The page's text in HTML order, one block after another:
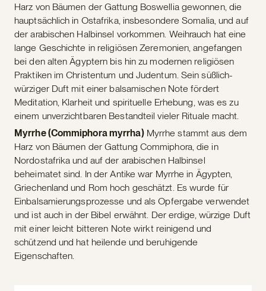
Harz von Bäumen der Gattung Boswellia gewonnen, die
hauptsächlich in Ostafrika, insbesondere Somalia, und auf
der arabischen Halbinsel vorkommen. Weihrauch hat eine
lange Geschichte in religiösen Zeremonien, angefangen
bei den alten Ägyptern bis hin zu modernen religiösen
Praktiken im Christentum und Judentum. Sein süßlich-
würziger Duft mit einer balsamischen Note fördert
Meditation, Klarheit und spirituelle Erhebung, was es zu
einem unverzichtbaren Bestandteil vieler Rituale macht.
Myrrhe (Commiphora myrrha)Myrrhe stammt aus dem
Harz von Bäumen der Gattung Commiphora, die in
Nordostafrika und auf der arabischen Halbinsel
beheimatet sind. In der Antike war Myrrhe in Ägypten,
Griechenland und Rom hoch geschätzt. Es wurde für
Einbalsamierungsprozesse und als Opfergabe verwendet
und ist auch in der Bibel erwähnt. Der erdige, würzige Duft
mit einer leicht bitteren Note wirkt reinigend und
schützend und hat heilende und beruhigende
Eigenschaften.